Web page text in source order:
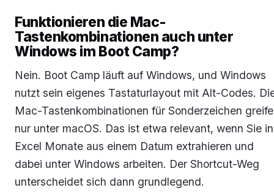
Funktionieren die Mac-
Tastenkombinationen auch unter
Windows im Boot Camp?
Nein. Boot Camp läuft auf Windows, und Windows
nutzt sein eigenes Tastaturlayout mit Alt-Codes.
Mac-Tastenkombinationen für Sonderzeichen
nur unter macOS. Das ist etwa relevant, wenn Sie in
Excel Monate aus einem Datum extrahieren und
dabei unter Windows arbeiten. Der Shortcut-Weg
unterscheidet sich dann grundlegend.